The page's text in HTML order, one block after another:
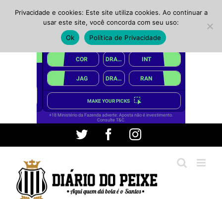
conteúdo
Twitter FacebookInstagram
Privacidade e cookies: Este site utiliza cookies. Ao continuar a
usar este site, você concorda com seu uso:
Ok
Política de Privacidade